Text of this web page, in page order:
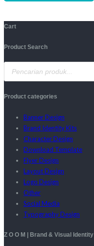
Cart
Product Search
Product categories
Banner Design
Brand Identity Kits
Character Design
Download Template
Flyer Design
Layout Design
Logo Design
Other
Social Media
Typography Design
Z O O M | Brand & Visual Identity